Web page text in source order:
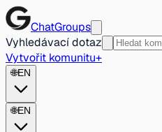
ChatGroups
Vyhledávací dotaz
Vytvořit komunitu+
🌐EN
🌐EN